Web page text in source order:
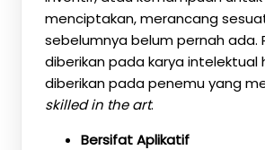
menciptakan, merancang
sebelumnya belum pernah ada.
diberikan pada karya intelektual
diberikan pada penemu yang
skilled in the art.
Bersifat Aplikatif